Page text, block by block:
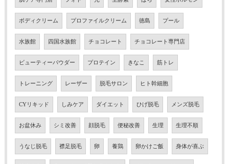
ボディクリーム プロファイルクリーム 徳島 プール
水族館 四国水族館 チョコレート チョコレート専門店
ビューティーパウダー プロテイン きなこ 筋トレ
トレーニング レーザー 脱毛サロン ヒト幹細胞
CYリキッド しみケア ダイエット ひげ脱毛 メンズ脱毛
お盆休み シミ改善 顔脱毛 便秘改善 生理 生理不順
うなじ脱毛 襟足脱毛 卵 養鶏 卵かけご飯 身体が喜ぶ